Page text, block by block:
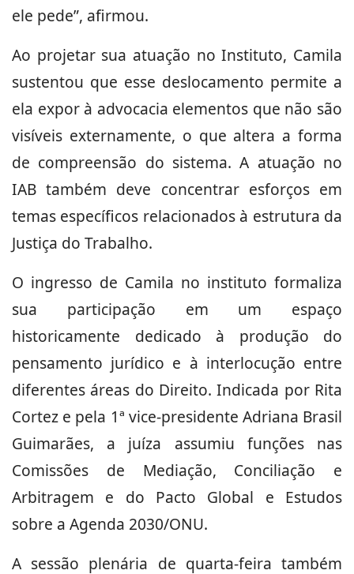
ele pede”, afirmou.
Ao projetar sua atuação no Instituto, Camila
sustentou que esse deslocamento permite a
ela expor à advocacia elementos que não são
visíveis externamente, o que altera a forma
de compreensão do sistema. A atuação no
IAB também deve concentrar esforços em
temas específicos relacionados à estrutura da
Justiça do Trabalho.
O ingresso de Camila no instituto formaliza
sua participação em um espaço
historicamente dedicado à produção do
pensamento jurídico e à interlocução entre
diferentes áreas do Direito. Indicada por Rita
Cortez e pela 1ª vice-presidente Adriana Brasil
Guimarães, a juíza assumiu funções nas
Comissões de Mediação, Conciliação e
Arbitragem e do Pacto Global e Estudos
sobre a Agenda 2030/ONU.
A sessão plenária de quarta-feira também